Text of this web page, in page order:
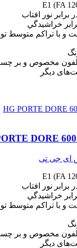
برابر نور افتاب
خراشيدگي
و با تراکم متوسط
سلفون مخصوص و بر
دیگر
ای جی تی
برابر نور افتاب
خراشيدگي
و با تراکم متوسط
سلفون مخصوص و بر
دیگر